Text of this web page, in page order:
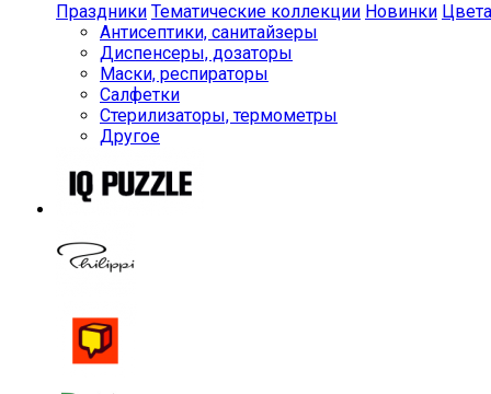
Праздники Тематические коллекции Новинки Цвета
Антисептики, санитайзеры
Диспенсеры, дозаторы
Маски, респираторы
Салфетки
Стерилизаторы, термометры
Другое